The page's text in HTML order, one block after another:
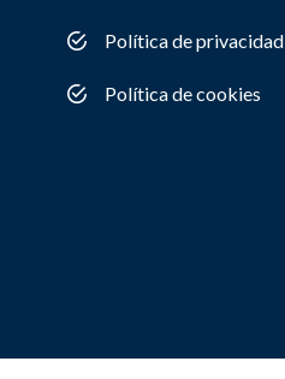
Política de privacidad
Política de cookies